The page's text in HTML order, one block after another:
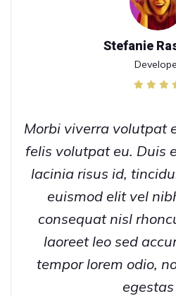
Stefanie
Morbi viverra volutpat
felis volutpat eu. Duis
lacinia risus id,
euismod elit vel
consequat nisl
laoreet leo sed
tempor lorem odio,
egestas